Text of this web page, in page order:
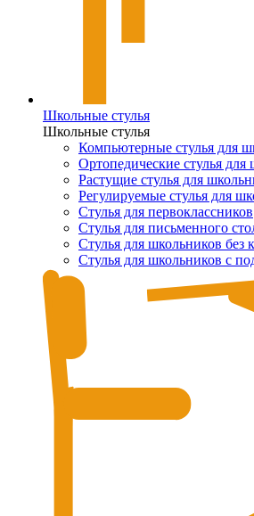
Школьные стулья
Школьные стулья
Компьютерные стулья для
Ортопедические стулья для
Растущие стулья для
Регулируемые стулья для
Стулья для первоклассников
Стулья для письменного
Стулья для школьников без
Стулья для школьников с